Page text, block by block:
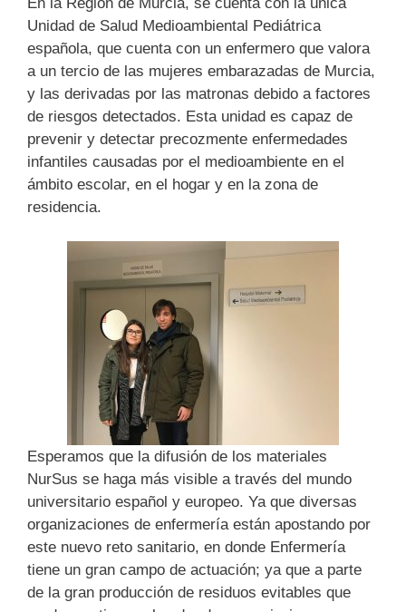
Unidad de Salud Medioambiental Pediátrica
española, que cuenta con un enfermero que valora
a un tercio de las mujeres embarazadas de Murcia,
y las derivadas por las matronas debido a factores
de riesgos detectados. Esta unidad es capaz de
prevenir y detectar precozmente enfermedades
infantiles causadas por el medioambiente en el
ámbito escolar, en el hogar y en la zona de
residencia.
Esperamos que la difusión de los materiales
NurSus se haga más visible a través del mundo
universitario español y europeo. Ya que diversas
organizaciones de enfermería están apostando por
este nuevo reto sanitario, en donde Enfermería
tiene un gran campo de actuación; ya que a parte
de la gran producción de residuos evitables que